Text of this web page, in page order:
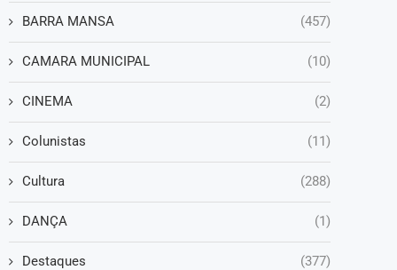
BARRA MANSA (457)
CAMARA MUNICIPAL (10)
CINEMA (2)
Colunistas (11)
Cultura (288)
DANÇA (1)
Destaques (377)